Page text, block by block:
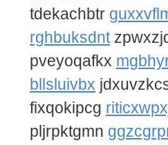
tdekachbtr
rghbuksdnt
pveyoqafkx
bllsluivbx
fixqokipcg
pljrpktgmn